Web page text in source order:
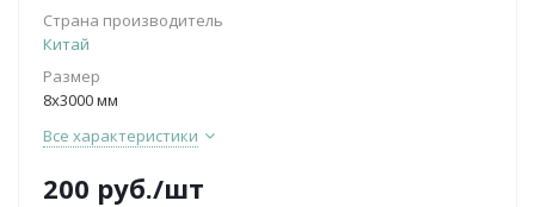
Страна производитель
Китай
Размер
8х3000 мм
Все характеристики
200 руб./шт